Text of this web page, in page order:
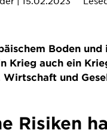
Boden
Krieg auch ein
und
Risiken